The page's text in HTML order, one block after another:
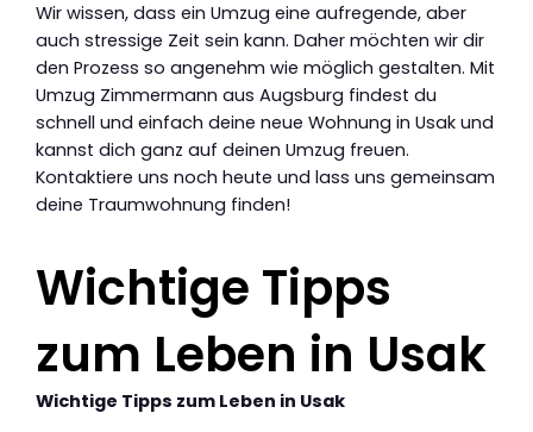
Wir wissen, dass ein Umzug eine aufregende, aber
auch stressige Zeit sein kann. Daher möchten wir dir
den Prozess so angenehm wie möglich gestalten. Mit
Umzug Zimmermann aus Augsburg findest du
schnell und einfach deine neue Wohnung in Usak und
kannst dich ganz auf deinen Umzug freuen.
Kontaktiere uns noch heute und lass uns gemeinsam
deine Traumwohnung finden!
Wichtige Tipps
zum Leben in Usak
Wichtige Tipps zum Leben in Usak